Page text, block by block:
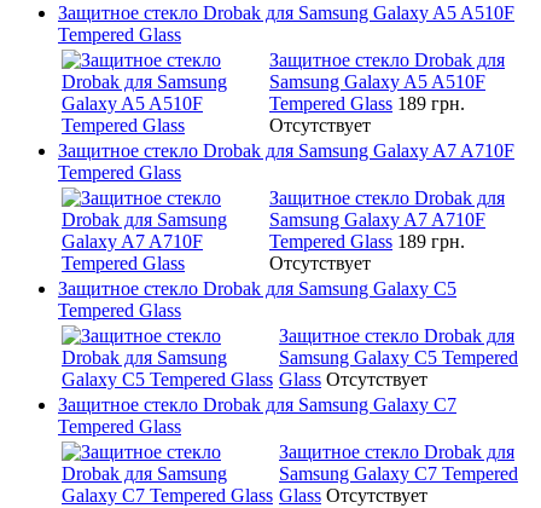
Защитное стекло Drobak для Samsung Galaxy A5 A510F
Tempered Glass
Защитное стекло Drobak для
Samsung Galaxy A5 A510F
Tempered Glass 189 грн.
Отсутствует
Защитное стекло Drobak для Samsung Galaxy A7 A710F
Tempered Glass
Защитное стекло Drobak для
Samsung Galaxy A7 A710F
Tempered Glass 189 грн.
Отсутствует
Защитное стекло Drobak для Samsung Galaxy C5
Tempered Glass
Защитное стекло Drobak для
Samsung Galaxy C5 Tempered
Glass Отсутствует
Защитное стекло Drobak для Samsung Galaxy C7
Tempered Glass
Защитное стекло Drobak для
Samsung Galaxy C7 Tempered
Glass Отсутствует